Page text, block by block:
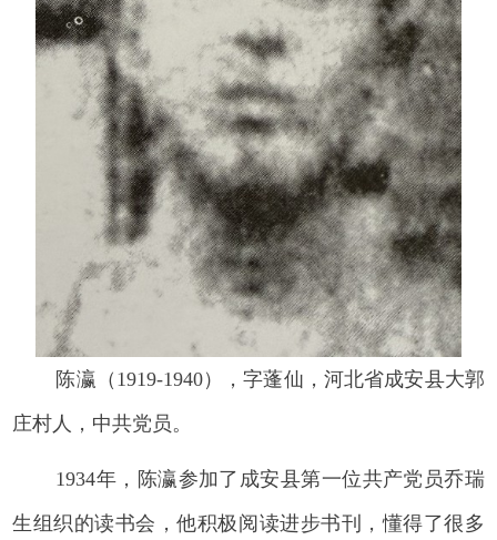
陈瀛（1919-1940），字蓬仙，河北省成安县大郭
庄村人，中共党员。
1934年，陈瀛参加了成安县第一位共产党员乔瑞
生组织的读书会，他积极阅读进步书刊，懂得了很多